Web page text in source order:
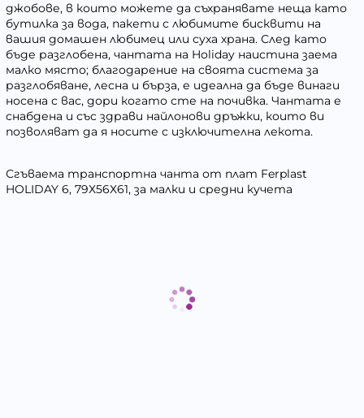
джобове, в които можете да съхранявате неща като
бутилка за вода, пакети с любимите бисквити на
вашия домашен любимец или суха храна. След като
бъде разглобена, чантата на Holiday наистина заема
малко място; благодарение на своята система за
разглобяване, лесна и бърза, е идеална да бъде винаги
носена с вас, дори когато сте на почивка. Чантата е
снабдена и със здрави найлонови дръжки, които ви
позволяват да я носите с изключителна лекота.
Сгъваема транспортна чанта от плат Ferplast
HOLIDAY 6, 79Х56Х61, за малки и средни кучета